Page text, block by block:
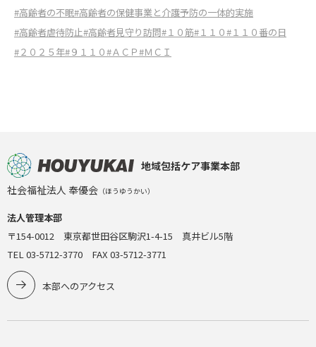
#高齢者の不眠#高齢者の保健事業と介護予防の一体的実施
#高齢者虐待防止#高齢者見守り訪問#１０筋#１１０#１１０番の日
#２０２５年#９１１０#ＡＣＰ#ＭＣＩ
地域包括ケア事業本部
社会福祉法人 奉優会 （ほうゆうかい）
法人管理本部
〒154-0012 東京都世田谷区駒沢1-4-15 真井ビル5階
TEL 03-5712-3770 FAX 03-5712-3771
本部へのアクセス